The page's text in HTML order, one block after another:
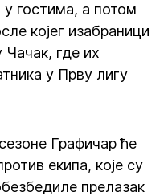
у гостима, а потом
којег изабраници
где их
у Прву лигу
Графичар ће
екипа, које су
прелазак